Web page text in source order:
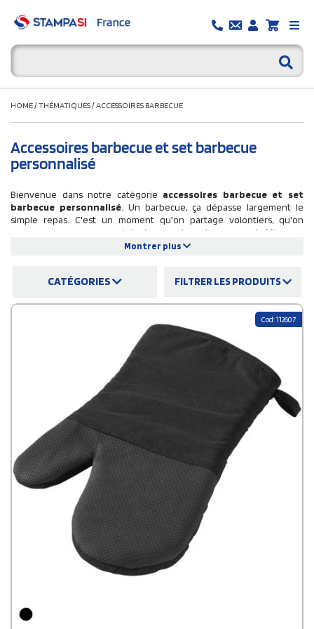
HOME/THÉMATIQUES/ACCESSOIRES BARBECUE
Accessoires barbecue et set barbecue
personnalisé
Bienvenue dans notre catégorie accessoires barbecue et set
barbecue personnalisé . Un barbecue, ça dépasse largement le
simple repas. C'est un moment qu'on partage volontiers, qu'on
savoure sans se presser, et dont on garde un bon souvenir. Miser sur
set barbecue personnalisé, c'est offrir quelque chose d'utile et
barbecue personnalisés: kits ustensiles en bambou ou en inox,
tabliers BBQ personnalisables, et toute une gamme d'accessoires
barbecue pensés pour les cadeaux d'entreprise qui marquent les
esprits. Fidélisation client, séminaire, événement ou cadeau partenaire
kit barbecue personnalisé
à votre image et à
votre budget. La commande se fait entièrement en ligne : vous
choisissez votre modèle, ajoutez votre logo, et recevez une
maquette gratuiteavant le lancement en production. En plus, vous
bénéficiez de nombreux avantages tels que des
prix dégressifs
selon les quantités ou une
livraison gratuite partout en France
Montrer plus
CATÉGORIES FILTRER LES PRODUITS
Cod: 112607